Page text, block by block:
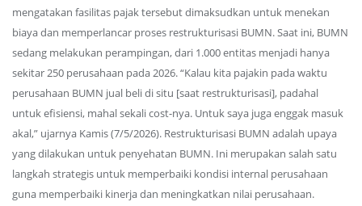
mengatakan fasilitas pajak tersebut dimaksudkan untuk menekan
biaya dan memperlancar proses restrukturisasi BUMN. Saat ini, BUMN
sedang melakukan perampingan, dari 1.000 entitas menjadi hanya
sekitar 250 perusahaan pada 2026. “Kalau kita pajakin pada waktu
perusahaan BUMN jual beli di situ [saat restrukturisasi], padahal
untuk efisiensi, mahal sekali cost-nya. Untuk saya juga enggak masuk
akal,” ujarnya Kamis (7/5/2026). Restrukturisasi BUMN adalah upaya
yang dilakukan untuk penyehatan BUMN. Ini merupakan salah satu
langkah strategis untuk memperbaiki kondisi internal perusahaan
guna memperbaiki kinerja dan meningkatkan nilai perusahaan.